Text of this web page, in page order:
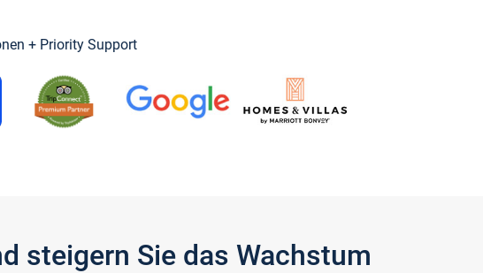
+ Priority Support
steigern Sie das Wachstum